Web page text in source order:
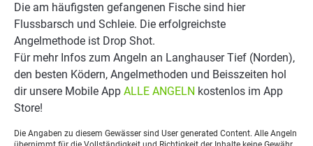
Die am häufigsten gefangenen Fische sind hier
Flussbarsch und Schleie. Die erfolgreichste
Angelmethode ist Drop Shot.
Für mehr Infos zum Angeln an Langhauser Tief (Norden),
den besten Ködern, Angelmethoden und Beisszeiten hol
dir unsere Mobile App ALLE ANGELN kostenlos im App
Store!
Die Angaben zu diesem Gewässer sind User generated Content. Alle Angeln